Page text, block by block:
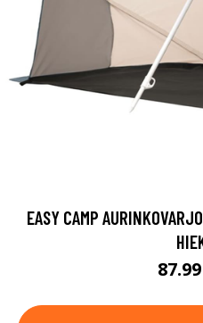
EASY CAMP